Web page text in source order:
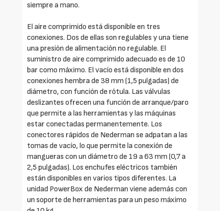
siempre a mano.
El aire comprimido está disponible en tres
conexiones. Dos de ellas son regulables y una tiene
una presión de alimentación no regulable. El
suministro de aire comprimido adecuado es de 10
bar como máximo. El vacío está disponible en dos
conexiones hembra de 38 mm (1,5 pulgadas) de
diámetro, con función de rótula. Las válvulas
deslizantes ofrecen una función de arranque/paro
que permite a las herramientas y las máquinas
estar conectadas permanentemente. Los
conectores rápidos de Nederman se adpatan a las
tomas de vacío, lo que permite la conexión de
mangueras con un diámetro de 19 a 63 mm (0,7 a
2,5 pulgadas). Los enchufes eléctricos también
están disponibles en varios tipos diferentes. La
unidad PowerBox de Nederman viene además con
un soporte de herramientas para un peso máximo